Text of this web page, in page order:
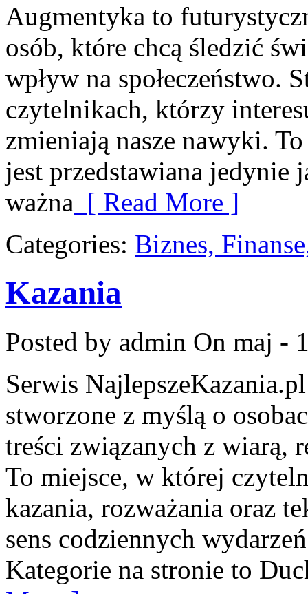
Augmentyka to
osób, które chcą śledzić
wpływ na społeczeństwo.
czytelnikach, którzy
zmieniają nasze nawyki.
jest przedstawiana jedynie
ważna [ Read More ]
Categories: Biznes,
Kazania
Posted by admin On maj -
Serwis
stworzone z myślą o
treści związanych z wiarą,
To miejsce, w której
kazania, rozważania oraz
sens codziennych
Kategorie na stronie to